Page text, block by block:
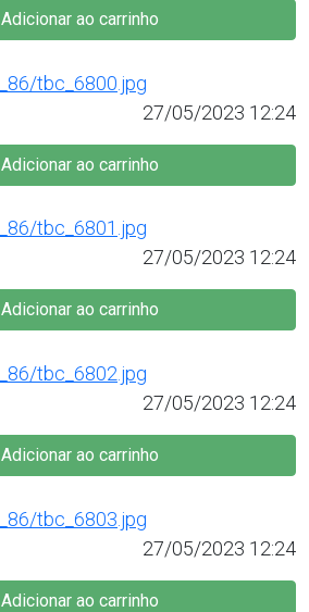
Adicionar ao carrinho
27/05/2023 12:24
Adicionar ao carrinho
27/05/2023 12:24
Adicionar ao carrinho
27/05/2023 12:24
Adicionar ao carrinho
27/05/2023 12:24
Adicionar ao carrinho